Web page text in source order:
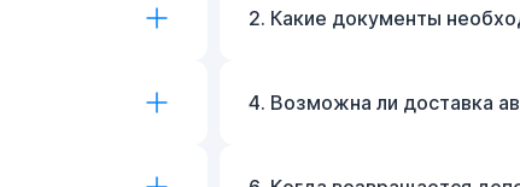
2. Какие документы
4. Возможна ли доставка